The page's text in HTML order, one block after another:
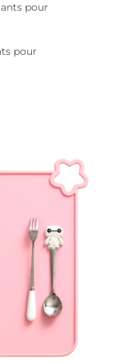
pour
pour